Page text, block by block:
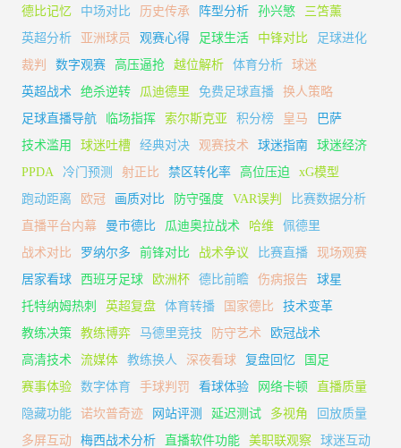
德比记忆
中场对比 历史传承 阵型分析 孙兴慜
三笘薰
英超分析
亚洲球员 观赛心得 足球生活 中锋对比
足球进化
裁判
数字观赛 高压逼抢 越位解析 体育分析
球迷
英超战术
绝杀逆转 瓜迪德里 免费足球直播
换人策略
足球直播导航
临场指挥 索尔斯克亚 积分榜 皇马
巴萨
技术滥用
球迷吐槽 经典对决 观赛技术 球迷指南
球迷经济
PPDA
冷门预测 射正比 禁区转化率 高位压迫
xG模型
跑动距离
欧冠 画质对比 防守强度 VAR误判
比赛数据分析
直播平台内幕
曼市德比 瓜迪奥拉战术 哈维
佩德里
战术对比
罗纳尔多 前锋对比 战术争议 比赛直播
现场观赛
居家看球
西班牙足球 欧洲杯 德比前瞻 伤病报告
球星
托特纳姆热刺
英超复盘 体育转播 国家德比
技术变革
教练决策
教练博弈 马德里竞技 防守艺术
欧冠战术
高清技术
流媒体 教练换人 深夜看球 复盘回忆
国足
赛事体验
数字体育 手球判罚 看球体验 网络卡顿
直播质量
隐藏功能
诺坎普奇迹 网站评测 延迟测试 多视角
回放质量
多屏互动
梅西战术分析 直播软件功能 美职联观察
球迷互动